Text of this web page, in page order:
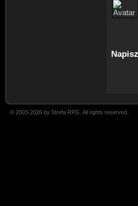
© 2003-2026 by Strefa RPG. All rights reserved.